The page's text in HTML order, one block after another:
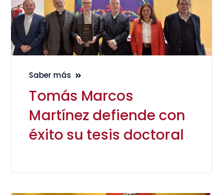
Saber más
Tomás Marcos
Martínez defiende con
éxito su tesis doctoral